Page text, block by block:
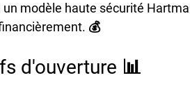
modèle haute sécurité
💰
d'ouverture 📊